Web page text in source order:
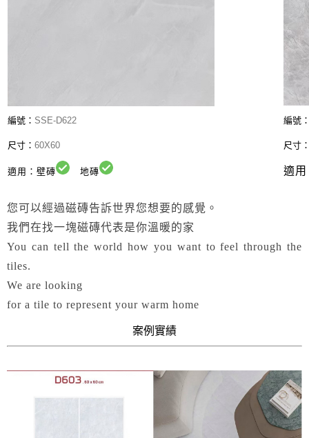
編號： SSE-D622
尺寸： 60X60
適用：壁磚 地磚
編號
尺寸
適用
您可以經過磁磚告訴世界您想要的感覺。
我們在找一塊磁磚代表是你溫暖的家
You can tell the world how you want to feel through the
tiles.
We are looking
for a tile to represent your warm home
案例實績